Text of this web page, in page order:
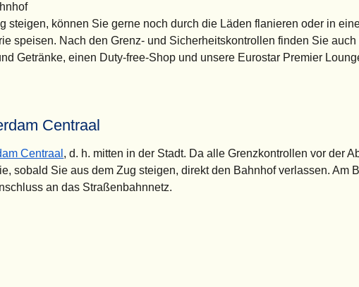
steigen, können Sie gerne noch durch die Läden flanieren oder in
speisen. Nach den Grenz- und Sicherheitskontrollen finden Sie
Getränke, einen Duty-free-Shop und unsere Eurostar Premier
Centraal
Centraal , d. h. mitten in der Stadt. Da alle Grenzkontrollen vor der
sobald Sie aus dem Zug steigen, direkt den Bahnhof verlassen. Am
an das Straßenbahnnetz.